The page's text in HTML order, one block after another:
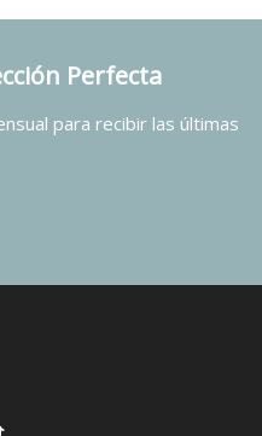
Perfecta
para recibir las últimas